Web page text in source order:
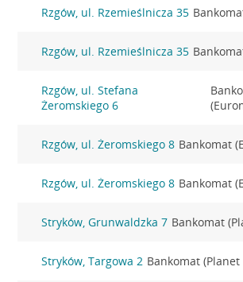
Rzgów, ul. Rzemieślnicza 35
Rzgów, ul. Rzemieślnicza 35
Rzgów, ul. Stefana
Żeromskiego 6
Rzgów, ul. Żeromskiego 8 Bankomat
Rzgów, ul. Żeromskiego 8 Bankomat
Stryków, Grunwaldzka 7 Bankomat
Stryków, Targowa 2 Bankomat (Planet